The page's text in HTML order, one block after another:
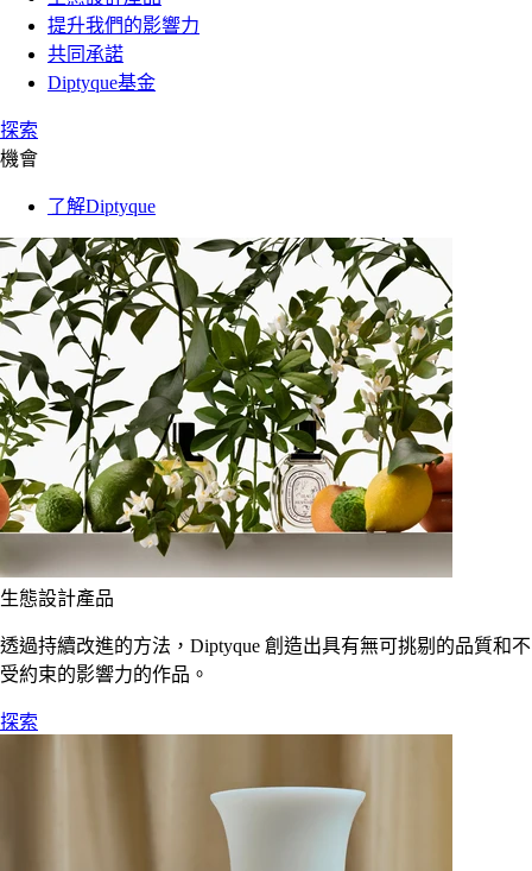
提升我們的影響力
共同承諾
Diptyque基金
探索
機會
了解Diptyque
生態設計產品
透過持續改進的方法，Diptyque 創造出具有無可挑剔的品質和不
受約束的影響力的作品。
探索